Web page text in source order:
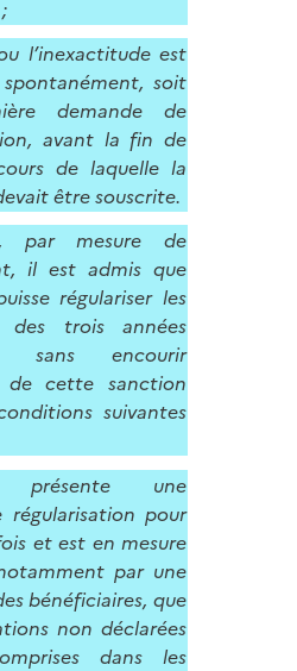
l’inexactitude est
soit
demande de
avant la fin de
de laquelle la
être souscrite.
par mesure de
il est admis que
régulariser les
des trois années
sans encourir
de cette sanction
suivantes
présente une
régularisation pour
et est en mesure
par une
bénéficiaires, que
non déclarées
dans les